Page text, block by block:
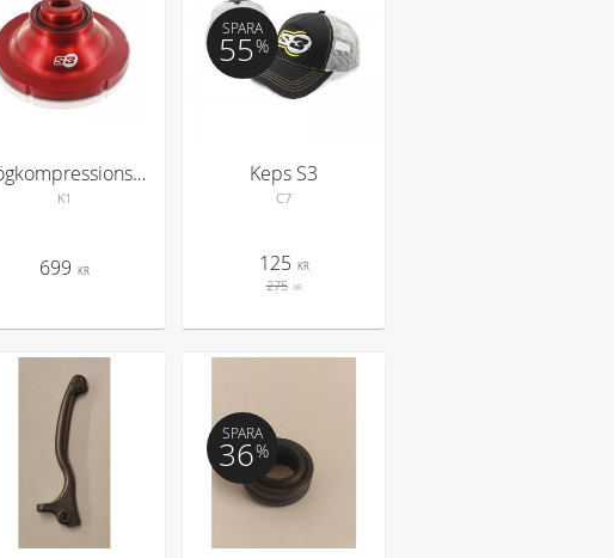
Högkompressions topp Beta S3
K1
699 KR
Keps S3
C7
125 KR
275 KR
SPARA
55%
SPARA
36%